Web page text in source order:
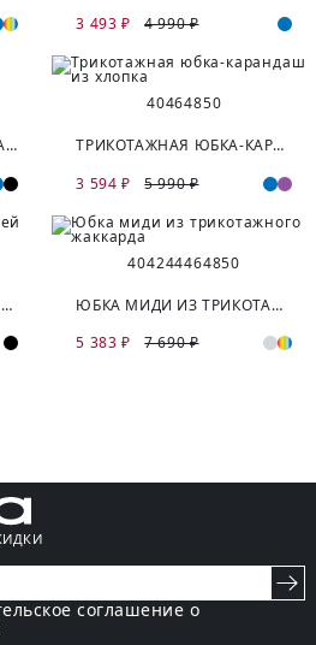
3 493 ₽
4 990 ₽
ПРЯМАЯ ЮБКА МИДИ С РАЗРЕЗОМ
40464850
ТРИКОТАЖНАЯ ЮБКА-КАРАНДАШ ИЗ ХЛОПКА
3 594 ₽
5 990 ₽
ПРЯМАЯ ЮБКА МИДИ СРЕДНЕЙ ПОСАДКИ
404244464850
ЮБКА МИДИ ИЗ ТРИКОТАЖНОГО ЖАККАРДА
5 383 ₽
7 690 ₽
соглашение о